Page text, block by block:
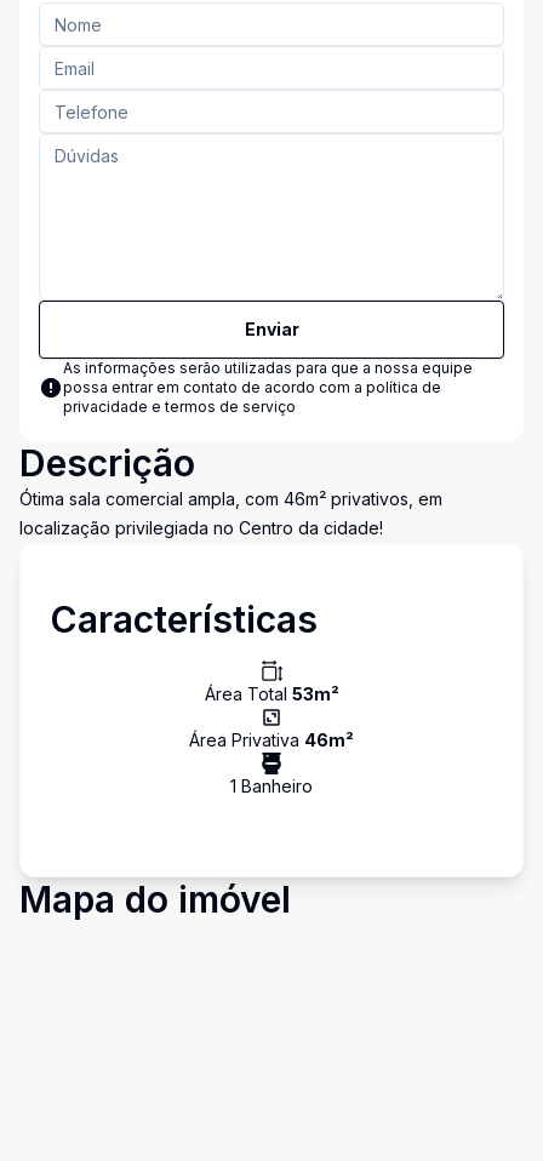
Enviar
As informações serão utilizadas para que a nossa equipe
possa entrar em contato de acordo com a política de
privacidade e termos de serviço
Descrição
Ótima sala comercial ampla, com 46m² privativos, em
localização privilegiada no Centro da cidade!
Características
Área Total 53m²
Área Privativa 46m²
1 Banheiro
Mapa do imóvel